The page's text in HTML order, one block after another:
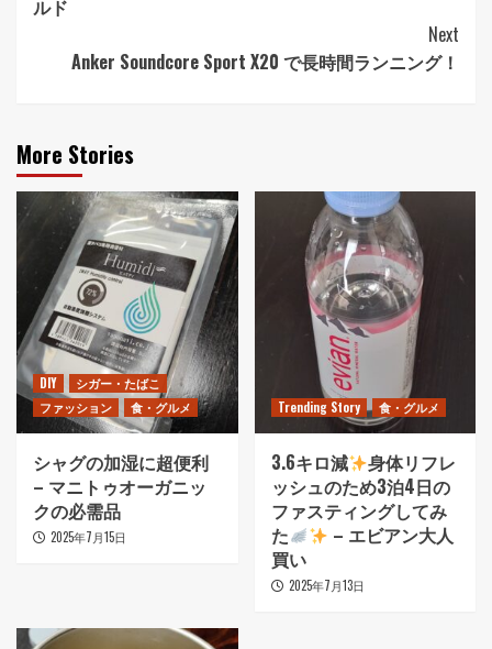
ルド
Next
Anker Soundcore Sport X20 で長時間ランニング！
More Stories
DIY
シガー・たばこ
ファッション
食・グルメ
シャグの加湿に超便利
– マニトゥオーガニッ
クの必需品
2025年7月15日
Trending Story 食・グルメ
3.6キロ減
身体リフレ
ッシュのため3泊4日の
ファスティングしてみ
た
– エビアン大人
買い
2025年7月13日